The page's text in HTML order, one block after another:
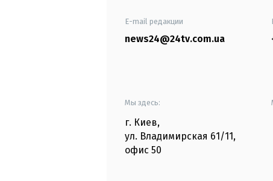
E-mail редакции
news24@24tv.com.ua
Мы здесь:
г. Киев,
ул. Владимирская 61/11,
офис 50